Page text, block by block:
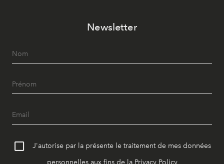
Newsletter
J'autorise par la présente le traitement de mes données